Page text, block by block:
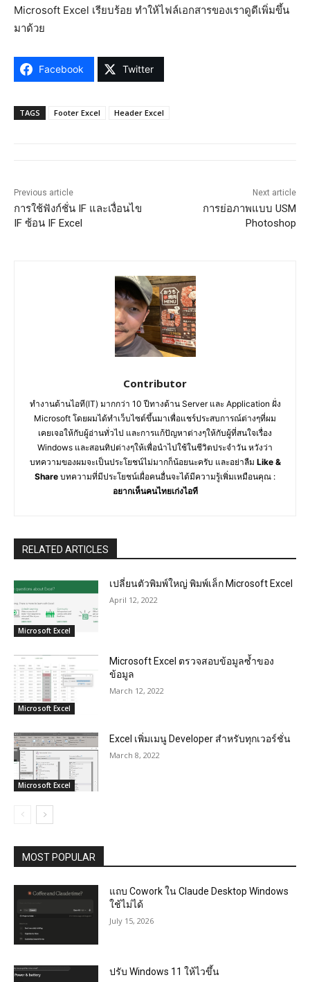
Microsoft Excel เรียบร้อย ทำให้ไฟล์เอกสารของเราดูดีเพิ่มขึ้น
มาด้วย
Facebook Twitter
TAGS Footer Excel Header Excel
Previous article
การใช้ฟังก์ชั่น IF และเงื่อนไข
IF ซ้อน IF Excel
Next article
การย่อภาพแบบ USM
Photoshop
Contributor
ทำงานด้านไอที(IT) มากกว่า 10 ปีทางด้าน Server และ Application ฝั่ง
Microsoft โดยผมได้ทำเว็บไซต์ขึ้นมาเพื่อแชร์ประสบการณ์ต่างๆที่ผม
เคยเจอให้กับผู้อ่านทั่วไป และการแก้ปัญหาต่างๆให้กับผู้ที่สนใจเรื่อง
Windows และสอนทิปต่างๆให้เพื่อนำไปใช้ในชีวิตประจำวัน หวังว่า
บทความของผมจะเป็นประโยชน์ไม่มากก็น้อยนะครับ และอย่าลืม Like &
Share บทความที่มีประโยชน์เผื่อคนอื่นจะได้มีความรู้เพิ่มเหมือนคุณ :
อยากเห็นคนไทยเก่งไอที
RELATED ARTICLES
Microsoft Excel
เปลี่ยนตัวพิมพ์ใหญ่ พิมพ์เล็ก Microsoft Excel
April 12, 2022
Microsoft Excel
Microsoft Excel ตรวจสอบข้อมูลซ้ำของ
ข้อมูล
March 12, 2022
Microsoft Excel
Excel เพิ่มเมนู Developer สำหรับทุกเวอร์ชั่น
March 8, 2022
MOST POPULAR
แถบ Cowork ใน Claude Desktop Windows
ใช้ไม่ได้
July 15, 2026
ปรับ Windows 11 ให้ไวขึ้น